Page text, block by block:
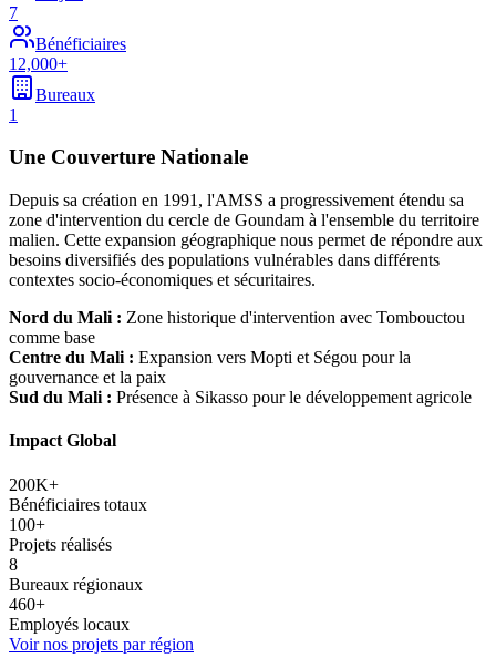
7
Bénéficiaires
12,000+
Bureaux
1
Une Couverture Nationale
Depuis sa création en 1991, l'AMSS a progressivement étendu sa
zone d'intervention du cercle de Goundam à l'ensemble du territoire
malien. Cette expansion géographique nous permet de répondre aux
besoins diversifiés des populations vulnérables dans différents
contextes socio-économiques et sécuritaires.
Nord du Mali : Zone historique d'intervention avec Tombouctou
comme base
Centre du Mali : Expansion vers Mopti et Ségou pour la
gouvernance et la paix
Sud du Mali : Présence à Sikasso pour le développement agricole
Impact Global
200K+
Bénéficiaires totaux
100+
Projets réalisés
8
Bureaux régionaux
460+
Employés locaux
Voir nos projets par région